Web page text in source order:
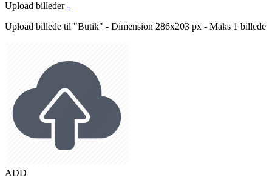
Upload billeder -
Upload billede til "Butik" - Dimension 286x203 px - Maks 1 billede
ADD